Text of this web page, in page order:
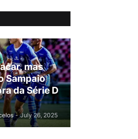
mas
Sampaio
da Série D
- July 26, 2025